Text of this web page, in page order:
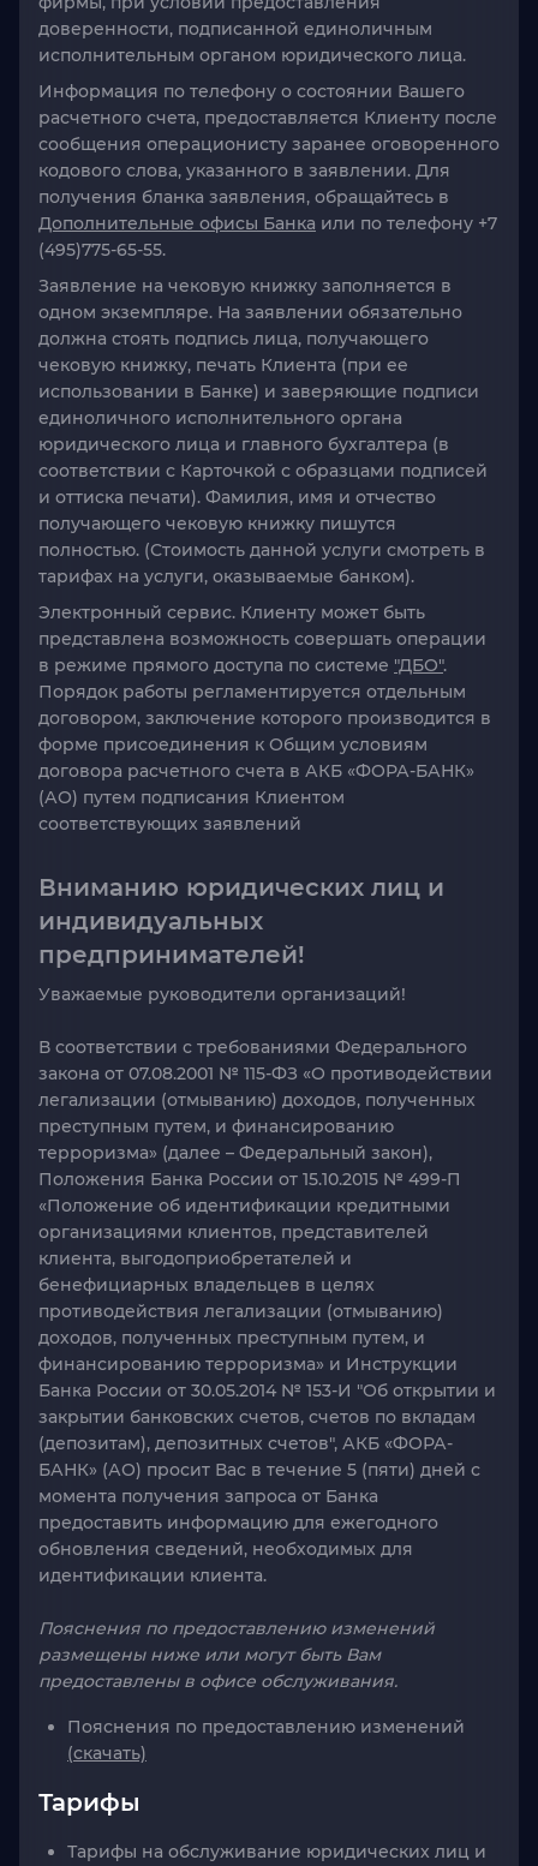
доверенности, подписанной единоличным
исполнительным органом юридического лица.
Информация по телефону о состоянии Вашего
расчетного счета, предоставляется Клиенту после
сообщения операционисту заранее оговоренного
кодового слова, указанного в заявлении. Для
получения бланка заявления, обращайтесь в
Дополнительные офисы Банка или по телефону +7
(495)775-65-55.
Заявление на чековую книжку заполняется в
одном экземпляре. На заявлении обязательно
должна стоять подпись лица, получающего
чековую книжку, печать Клиента (при ее
использовании в Банке) и заверяющие подписи
единоличного исполнительного органа
юридического лица и главного бухгалтера (в
соответствии с Карточкой с образцами подписей
и оттиска печати). Фамилия, имя и отчество
получающего чековую книжку пишутся
полностью. (Стоимость данной услуги смотреть в
тарифах на услуги, оказываемые банком).
Электронный сервис. Клиенту может быть
представлена возможность совершать операции
в режиме прямого доступа по системе "ДБО".
Порядок работы регламентируется отдельным
договором, заключение которого производится в
форме присоединения к Общим условиям
договора расчетного счета в АКБ «ФОРА-БАНК»
(АО) путем подписания Клиентом
соответствующих заявлений
Вниманию юридических лиц и
индивидуальных
предпринимателей!
Уважаемые руководители организаций!
В соответствии с требованиями Федерального
закона от 07.08.2001 № 115-ФЗ «О противодействии
легализации (отмыванию) доходов, полученных
преступным путем, и финансированию
терроризма» (далее – Федеральный закон),
Положения Банка России от 15.10.2015 № 499-П
«Положение об идентификации кредитными
организациями клиентов, представителей
клиента, выгодоприобретателей и
бенефициарных владельцев в целях
противодействия легализации (отмыванию)
доходов, полученных преступным путем, и
финансированию терроризма» и Инструкции
Банка России от 30.05.2014 № 153-И "Об открытии и
закрытии банковских счетов, счетов по вкладам
(депозитам), депозитных счетов", АКБ «ФОРА-
БАНК» (АО) просит Вас в течение 5 (пяти) дней с
момента получения запроса от Банка
предоставить информацию для ежегодного
обновления сведений, необходимых для
идентификации клиента.
Пояснения по предоставлению изменений
размещены ниже или могут быть Вам
предоставлены в офисе обслуживания.
Пояснения по предоставлению изменений
(скачать)
Тарифы
Тарифы на обслуживание юридических лиц и